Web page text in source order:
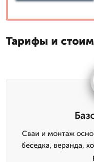
Тарифы и
Сваи и монтаж
беседка, веранда,